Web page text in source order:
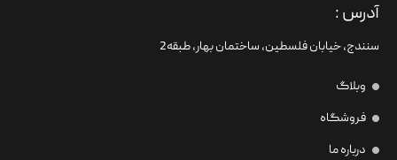
آدرس :
سنندج، خیابان فلسطین،‌ ساختمان بهار، طبقه2
وبلاگ
فروشگاه
درباره ما